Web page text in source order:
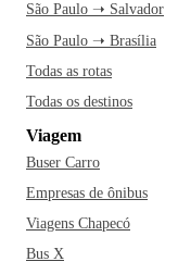
São Paulo ➝ Salvador
São Paulo ➝ Brasília
Todas as rotas
Todas os destinos
Viagem
Buser Carro
Empresas de ônibus
Viagens Chapecó
Bus X